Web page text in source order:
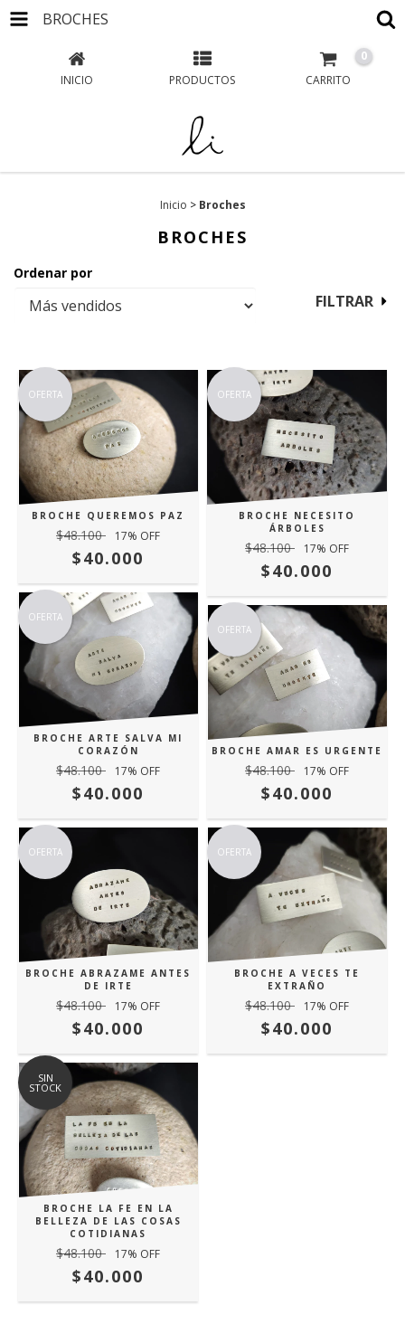
BROCHES
INICIO PRODUCTOS CARRITO
0
Inicio > Broches
BROCHES
Ordenar por
FILTRAR
OFERTA
BROCHE QUEREMOS PAZ
$48.100 17% OFF
$40.000
OFERTA
BROCHE NECESITO
ÁRBOLES
$48.100 17% OFF
$40.000
OFERTA
BROCHE ARTE SALVA MI
CORAZÓN
$48.100 17% OFF
$40.000
OFERTA
BROCHE AMAR ES URGENTE
$48.100 17% OFF
$40.000
OFERTA
BROCHE ABRAZAME ANTES
DE IRTE
$48.100 17% OFF
$40.000
OFERTA
BROCHE A VECES TE
EXTRAÑO
$48.100 17% OFF
$40.000
SIN
STOCK
BROCHE LA FE EN LA
BELLEZA DE LAS COSAS
COTIDIANAS
$48.100 17% OFF
$40.000